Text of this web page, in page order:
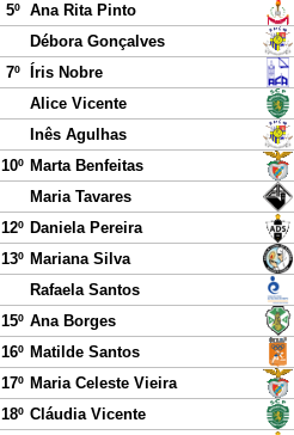
5º Ana Rita Pinto
Débora Gonçalves
7º
Íris Nobre
Alice Vicente
Inês Agulhas
10º Marta Benfeitas
Maria Tavares
12º Daniela Pereira
13º Mariana Silva
Rafaela Santos
15º Ana Borges
16º Matilde Santos
17º Maria Celeste Vieira
18º Cláudia Vicente